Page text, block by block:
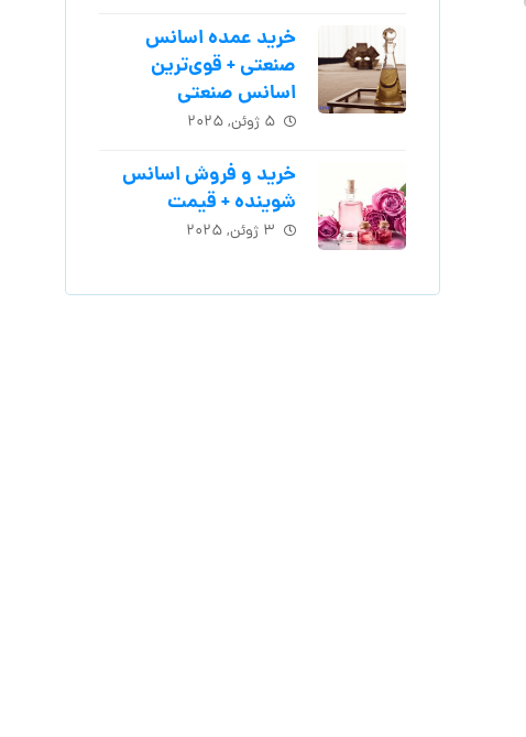
خرید عمده اسانس
صنعتی + قوی‌ترین
اسانس‌ صنعتی
۵ ژوئن, ۲۰۲۵
خرید و فروش اسانس
شوینده + قیمت
۳ ژوئن, ۲۰۲۵